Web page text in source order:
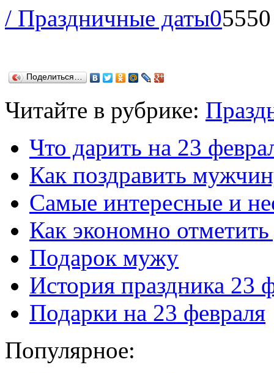
/ Праздничные даты05550
Поделиться…
Читайте в рубрике:
Что дарить на 23
Как поздравить
Самые интересные и
Как экономно
Подарок мужу
История праздника 23
Подарки на 23 февраля
Популярное: